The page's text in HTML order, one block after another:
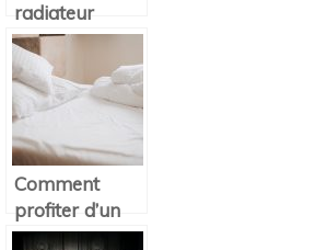
radiateur
electrique a
economie
d’energie ?
Comment
profiter d’un
linge de lit de